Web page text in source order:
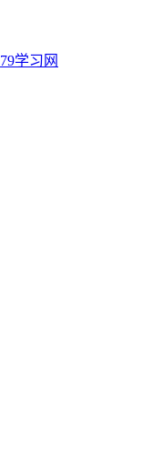
79学习网